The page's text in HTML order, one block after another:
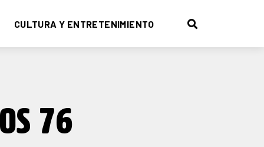
CULTURA Y ENTRETENIMIENTO
76